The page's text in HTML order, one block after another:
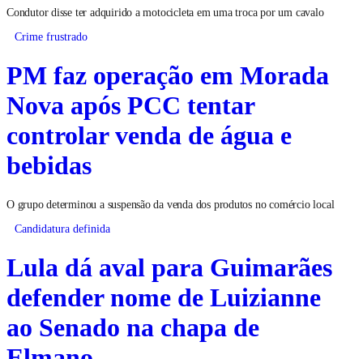
Condutor disse ter adquirido a motocicleta em uma troca por um cavalo
Crime frustrado
PM faz operação em Morada
Nova após PCC tentar
controlar venda de água e
bebidas
O grupo determinou a suspensão da venda dos produtos no comércio local
Candidatura definida
Lula dá aval para Guimarães
defender nome de Luizianne
ao Senado na chapa de